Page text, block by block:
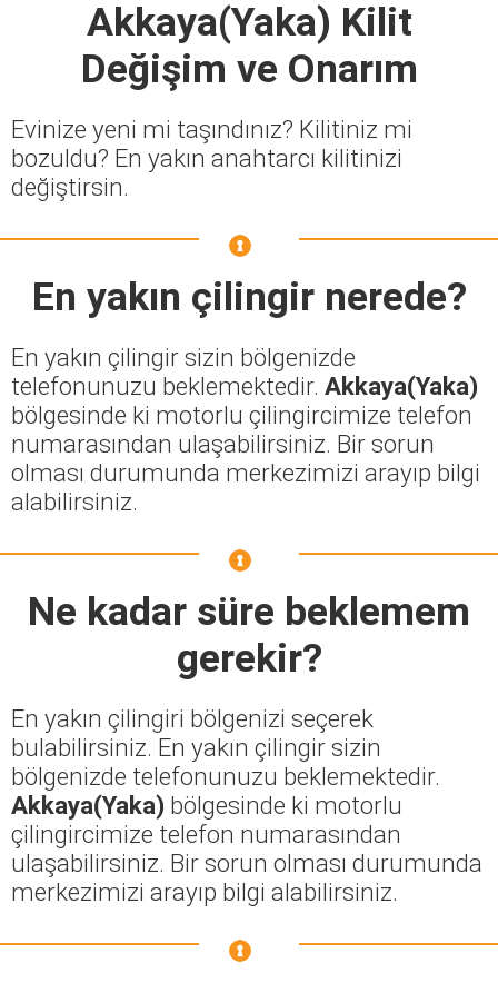
Akkaya(Yaka) Kilit
Değişim ve Onarım
Evinize yeni mi taşındınız? Kilitiniz mi
bozuldu? En yakın anahtarcı kilitinizi
değiştirsin.
En yakın çilingir nerede?
En yakın çilingir sizin bölgenizde
telefonunuzu beklemektedir. Akkaya(Yaka)
bölgesinde ki motorlu çilingircimize telefon
numarasından ulaşabilirsiniz. Bir sorun
olması durumunda merkezimizi arayıp bilgi
alabilirsiniz.
Ne kadar süre beklemem
gerekir?
En yakın çilingiri bölgenizi seçerek
bulabilirsiniz. En yakın çilingir sizin
bölgenizde telefonunuzu beklemektedir.
Akkaya(Yaka) bölgesinde ki motorlu
çilingircimize telefon numarasından
ulaşabilirsiniz. Bir sorun olması durumunda
merkezimizi arayıp bilgi alabilirsiniz.